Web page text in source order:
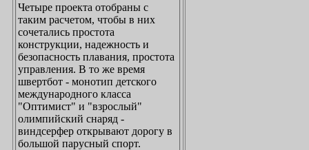
Четыре проекта отобраны с
таким расчетом, чтобы в них
сочетались простота
конструкции, надежность и
безопасность плавания, простота
управления. В то же время
швертбот - монотип детского
международного класса
"Оптимист" и "взрослый"
олимпийский снаряд -
виндсерфер открывают дорогу в
большой парусный спорт.